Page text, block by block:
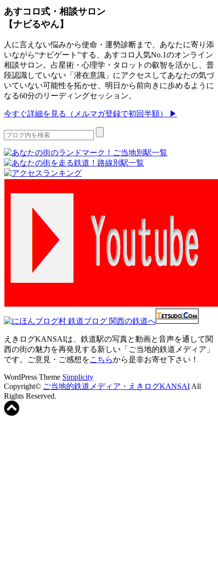
あすコロ式・相談サロン
【ナビるやん】
人に言えない悩みから使命・運勢診断まで、あなたに寄り添
いながら“ナビゲート”する、あすコロ人気No.1のオンライン
相談サロン。占星術・心理学・タロットの叡智を活かし、普
段認識していない「潜在意識」にアクセスしてあなたの気づ
いていない可能性を拓かせ、明日から前向きに歩めるように
なる60分のリーディングセッション。
今すぐ詳細を見る（メルマガ登録で初回半額） ▶
えきログKANSAIは、鉄道駅の写真と動画と音声を通して関
西の街の魅力を再発見する新しい「ご当地的鉄道メディア」
です。ご意見・ご感想をこちらから是非お寄せ下さい！
WordPress Theme Simplicity
Copyright© ご当地的鉄道メディア・えきログKANSAI All
Rights Reserved.